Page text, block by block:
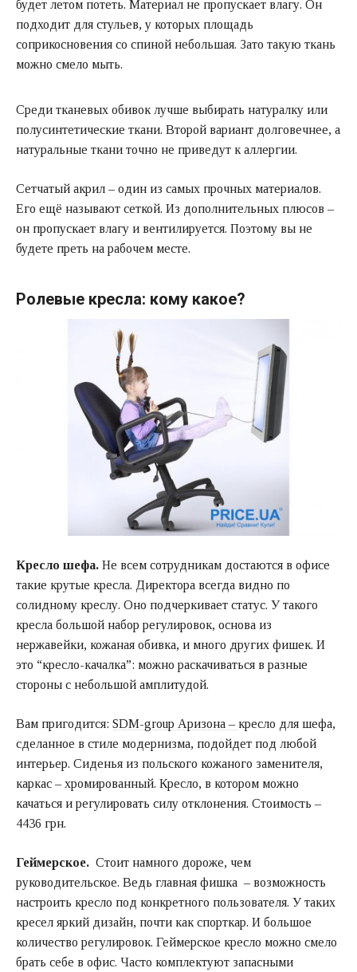
будет летом потеть. Материал не пропускает влагу. Он
подходит для стульев, у которых площадь
соприкосновения со спиной небольшая. Зато такую ткань
можно смело мыть.
Среди тканевых обивок лучше выбирать натуралку или
полусинтетические ткани. Второй вариант долговечнее, а
натуральные ткани точно не приведут к аллергии.
Сетчатый акрил – один из самых прочных материалов.
Его ещё называют сеткой. Из дополнительных плюсов –
он пропускает влагу и вентилируется. Поэтому вы не
будете преть на рабочем месте.
Ролевые кресла: кому какое?
Кресло шефа. Не всем сотрудникам достаются в офисе
такие крутые кресла. Директора всегда видно по
солидному креслу. Оно подчеркивает статус. У такого
кресла большой набор регулировок, основа из
нержавейки, кожаная обивка, и много других фишек. И
это “кресло-качалка”: можно раскачиваться в разные
стороны с небольшой амплитудой.
Вам пригодится: SDM-group Аризона – кресло для шефа,
сделанное в стиле модернизма, подойдет под любой
интерьер. Сиденья из польского кожаного заменителя,
каркас – хромированный. Кресло, в котором можно
качаться и регулировать силу отклонения. Стоимость –
4436 грн.
Геймерское. Стоит намного дороже, чем
руководительское. Ведь главная фишка – возможность
настроить кресло под конкретного пользователя. У таких
кресел яркий дизайн, почти как спорткар. И большое
количество регулировок. Геймерское кресло можно смело
брать себе в офис. Часто комплектуют запасными